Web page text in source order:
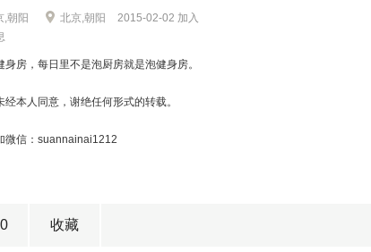
,朝阳 北京,朝阳
2015-02-02 加入
身房，每日里不是泡厨房就是泡健身房。
经本人同意，谢绝任何形式的转载。
微信：suannainai1212
收藏